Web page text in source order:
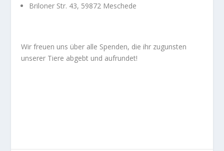
Briloner Str. 43, 59872 Meschede
Wir freuen uns über alle Spenden, die ihr zugunsten
unserer Tiere abgebt und aufrundet!